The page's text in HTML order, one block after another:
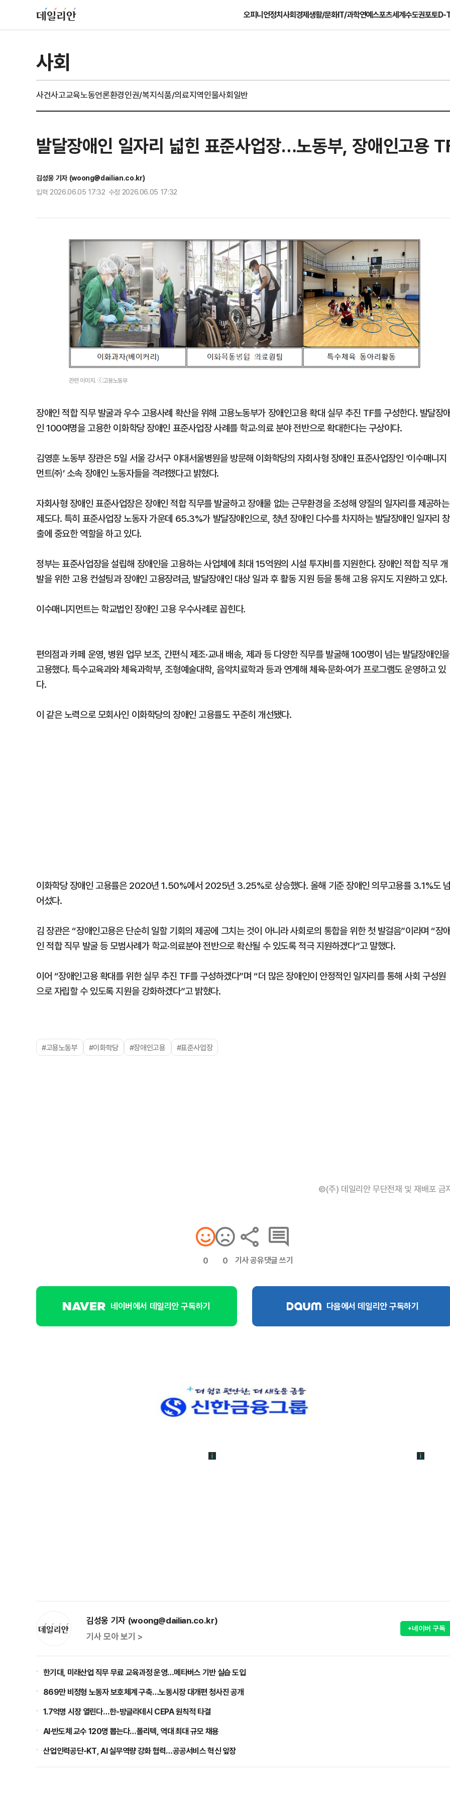
오피니언정치사회경제생활/문화IT/과학연예스포츠세계수도권포토D-
사회
사건사고교육노동언론환경인권/복지식품/의료지역인물사회일반
발달장애인 일자리 넓힌 표준사업장…노동부, 장애인고용
김성웅 기자 (woong@dailian.co.kr)
입력 2026.06.05 17:32 수정 2026.06.05 17:32
관련 이미지. ⓒ고용노동부
장애인 적합 직무 발굴과 우수 고용사례 확산을 위해 고용노동부가 장애인고용 확대 실무 추진 TF를 구성한다. 발달장
인 100여명을 고용한 이화학당 장애인 표준사업장 사례를 학교·의료 분야 전반으로 확대한다는 구상이다.
김영훈 노동부 장관은 5일 서울 강서구 이대서울병원을 방문해 이화학당의 자회사형 장애인 표준사업장인 ‘이수매니지
먼트㈜’ 소속 장애인 노동자들을 격려했다고 밝혔다.
자회사형 장애인 표준사업장은 장애인 적합 직무를 발굴하고 장애물 없는 근무환경을 조성해 양질의 일자리를 제공하는
제도다. 특히 표준사업장 노동자 가운데 65.3%가 발달장애인으로, 청년 장애인 다수를 차지하는 발달장애인 일자리 창
출에 중요한 역할을 하고 있다.
정부는 표준사업장을 설립해 장애인을 고용하는 사업체에 최대 15억원의 시설 투자비를 지원한다. 장애인 적합 직무 개
발을 위한 고용 컨설팅과 장애인 고용장려금, 발달장애인 대상 일과 후 활동 지원 등을 통해 고용 유지도 지원하고 있다.
이수매니지먼트는 학교법인 장애인 고용 우수사례로 꼽힌다.
편의점과 카페 운영, 병원 업무 보조, 간편식 제조·교내 배송, 제과 등 다양한 직무를 발굴해 100명이 넘는 발달장애인을
고용했다. 특수교육과와 체육과학부, 조형예술대학, 음악치료학과 등과 연계해 체육·문화·여가 프로그램도 운영하고 있
다.
이 같은 노력으로 모회사인 이화학당의 장애인 고용률도 꾸준히 개선됐다.
이화학당 장애인 고용률은 2020년 1.50%에서 2025년 3.25%로 상승했다. 올해 기준 장애인 의무고용률 3.1%도
어섰다.
김 장관은 “장애인고용은 단순히 일할 기회의 제공에 그치는 것이 아니라 사회로의 통합을 위한 첫 발걸음”이라며 “장
인 적합 직무 발굴 등 모범사례가 학교·의료분야 전반으로 확산될 수 있도록 적극 지원하겠다”고 말했다.
이어 “장애인고용 확대를 위한 실무 추진 TF를 구성하겠다”며 “더 많은 장애인이 안정적인 일자리를 통해 사회 구성원
으로 자립할 수 있도록 지원을 강화하겠다”고 밝혔다.
#고용노동부 #이화학당 #장애인고용 #표준사업장
©(주) 데일리안 무단전재 및 재배포 금
0 0 기사 공유댓글 쓰기
네이버에서 데일리안 구독하기 다음에서 데일리안 구독하기
김성웅 기자 (woong@dailian.co.kr)
기사 모아 보기 >
+네이버 구독
한기대, 미래산업 직무 무료 교육과정 운영…메타버스 기반 실습 도입
869만 비정형 노동자 보호체계 구축…노동시장 대개편 청사진 공개
1.7억명 시장 열린다…한-방글라데시 CEPA 원칙적 타결
AI·반도체 교수 120명 뽑는다…폴리텍, 역대 최대 규모 채용
산업인력공단-KT, AI 실무역량 강화 협력…공공서비스 혁신 앞장
1
"삼성·SK보다 싸게 달라"…
에 '더 비싸다' 퇴짜
2
[데일리안 오늘뉴스 종합] 축
인 심판에 성접대 의혹, 李대
지율 하락 의식했나, 삼전닉스
물, SK하이닉스 프리마켓 시
3
李대통령, 20대 지지율 하락
대한민국 축구판
5
"약만으론 한계"…당뇨병 '시